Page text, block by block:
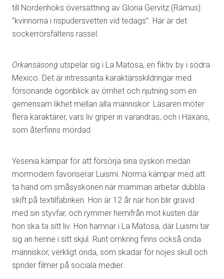
till Nordenhöks översättning av Gloria Gervitz (Rámus):
”kvinnorna i rispudersvetten vid tedags”. Här är det
sockerrörsfältens rassel.
Orkansäsong utspelar sig i La Matosa, en fiktiv by i södra
Mexico. Det är intressanta karaktärsskildringar med
försonande ögonblick av ömhet och njutning som en
gemensam likhet mellan alla människor. Läsaren möter
flera karaktärer, vars liv griper in varandras, och i Häxans,
som återfinns mördad.
Yesenia kämpar för att försörja sina syskon medan
mormodern favoriserar Luismi. Norma kämpar med att
ta hand om småsyskonen när mamman arbetar dubbla
skift på textilfabriken. Hon är 12 år när hon blir gravid
med sin styvfar, och rymmer hemifrån mot kusten där
hon ska ta sitt liv. Hon hamnar i La Matosa, där Luismi tar
sig an henne i sitt skjul. Runt omkring finns också onda
människor, verkligt onda, som skadar för nöjes skull och
sprider filmer på sociala medier.